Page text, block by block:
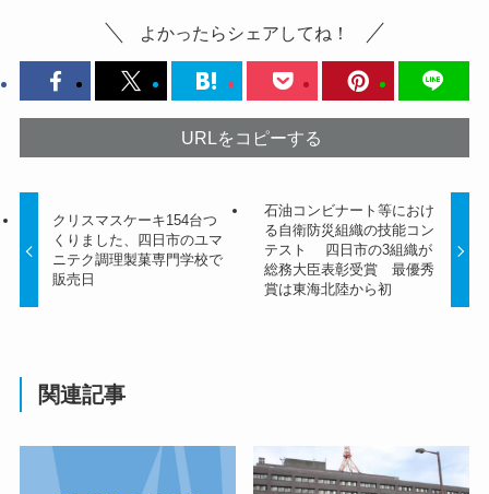
よかったらシェアしてね！
URLをコピーする
クリスマスケーキ154台つ
くりました、四日市のユマ
ニテク調理製菓専門学校で
販売日
石油コンビナート等におけ
る自衛防災組織の技能コン
テスト 四日市の3組織が
総務大臣表彰受賞 最優秀
賞は東海北陸から初
関連記事